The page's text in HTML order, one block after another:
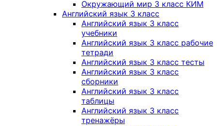
Окружающий мир 3 класс КИМ
Английский язык 3 класс
Английский язык 3 класс
учебники
Английский язык 3 класс рабочие
тетради
Английский язык 3 класс тесты
Английский язык 3 класс
сборники
Английский язык 3 класс
таблицы
Английский язык 3 класс
тренажёры